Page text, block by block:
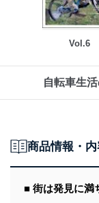
Vol.6
自転車生
商品情報・
■ 街は発見に満